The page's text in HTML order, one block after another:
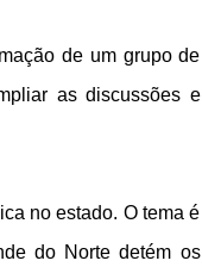
de um grupo de
as discussões e
no estado. O tema é
do Norte detém os